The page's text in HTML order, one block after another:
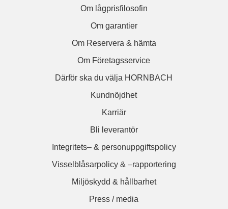
Om lågprisfilosofin
Om garantier
Om Reservera & hämta
Om Företagsservice
Därför ska du välja HORNBACH
Kundnöjdhet
Karriär
Bli leverantör
Integritets– & personuppgiftspolicy
Visselblåsarpolicy & –rapportering
Miljöskydd & hållbarhet
Press / media